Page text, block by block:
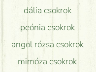
dália csokrok
peónia csokrok
angol rózsa csokrok
mimóza csokrok